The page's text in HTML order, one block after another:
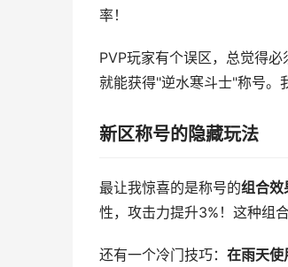
率！
PVP玩家有个误区，总觉得
就能获得"逆水寒斗士"称号。
新区称号的隐藏玩法
最让我惊喜的是称号的组合效
性，攻击力提升3%！这种组
还有一个冷门技巧： 在雨天使